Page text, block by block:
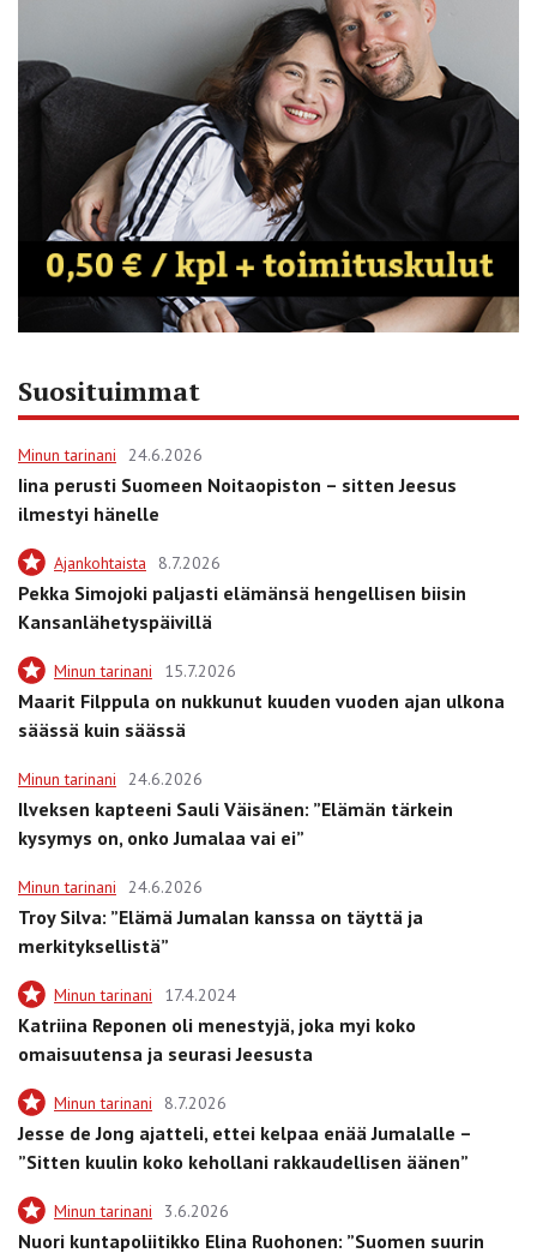
Suosituimmat
Minun tarinani 24.6.2026
Iina perusti Suomeen Noitaopiston – sitten Jeesus
ilmestyi hänelle
Ajankohtaista 8.7.2026
Pekka Simojoki paljasti elämänsä hengellisen biisin
Kansanlähetyspäivillä
Minun tarinani 15.7.2026
Maarit Filppula on nukkunut kuuden vuoden ajan ulkona
säässä kuin säässä
Minun tarinani 24.6.2026
Ilveksen kapteeni Sauli Väisänen: ”Elämän tärkein
kysymys on, onko Jumalaa vai ei”
Minun tarinani 24.6.2026
Troy Silva: ”Elämä Jumalan kanssa on täyttä ja
merkityksellistä”
Minun tarinani 17.4.2024
Katriina Reponen oli menestyjä, joka myi koko
omaisuutensa ja seurasi Jeesusta
Minun tarinani 8.7.2026
Jesse de Jong ajatteli, ettei kelpaa enää Jumalalle –
”Sitten kuulin koko kehollani rakkaudellisen äänen”
Minun tarinani 3.6.2026
Nuori kuntapoliitikko Elina Ruohonen: ”Suomen suurin